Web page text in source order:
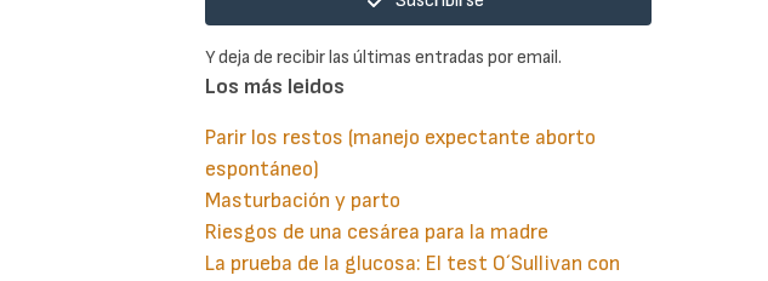
Y deja de recibir las últimas entradas por email.
Los más leidos
Parir los restos (manejo expectante aborto
espontáneo)
Masturbación y parto
Riesgos de una cesárea para la madre
La prueba de la glucosa: El test O´Sullivan con